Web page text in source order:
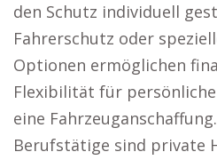
den Schutz individuell
Fahrerschutz oder
Optionen ermöglichen
Flexibilität für
eine
Berufstätige sind private